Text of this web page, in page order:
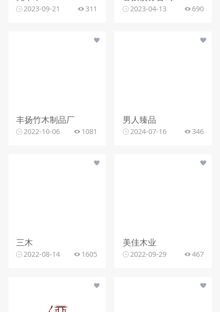
2023-09-21 311 2023-04-13 690
丰扬竹木制品厂
2022-10-06 1081
男人臻品
2024-07-16 346
三木
2022-08-14 1605
美佳木业
2022-09-29 467